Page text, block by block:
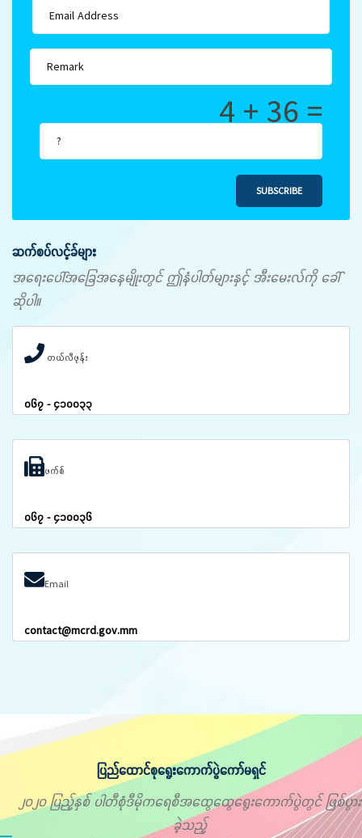
4 + 36 =
SUBSCRIBE
ဆက်စပ်လင့်ခ်များ
အရေးပေါ်အခြေအနေမျိုးတွင် ဤနံပါတ်များနှင့် အီးမေးလ်ကို ခေါ်
ဆိုပါ။
တယ်လီဖုန်း
၀၆၇ - ၄၁၀၀၃၃
ဖက်စ်
၀၆၇ - ၄၁၀၀၃၆
Email
contact@mcrd.gov.mm
ပြည်ထောင်စုရွေးကောက်ပွဲကော်မရှင်
၂၀၂၀ ပြည့်နှစ် ပါတီစုံဒီမိုကရေစီအထွေထွေရွေးကောက်ပွဲတွင် ဖြစ်ပွား
ခဲ့သည့်